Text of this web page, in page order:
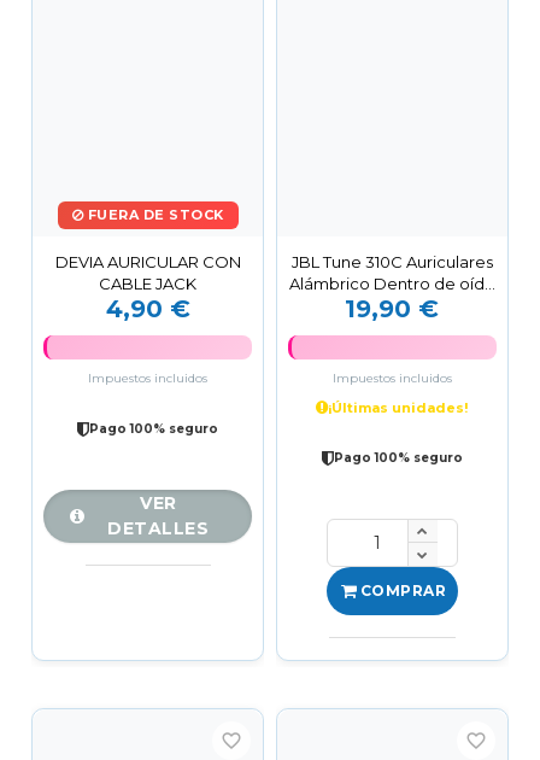
FUERA DE STOCK
DEVIA AURICULAR CON
CABLE JACK
4,90 €
Impuestos incluidos
Pago 100% seguro
VER
DETALLES
JBL Tune 310C Auriculares
Alámbrico Dentro de oído
Llamadas/Música...
19,90 €
Impuestos incluidos
¡Últimas unidades!
Pago 100% seguro
COMPRAR
favorite_border favorite_border